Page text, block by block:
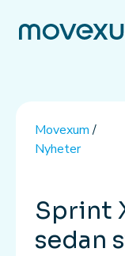
Movexum/
Nyheter
Sprint
sedan